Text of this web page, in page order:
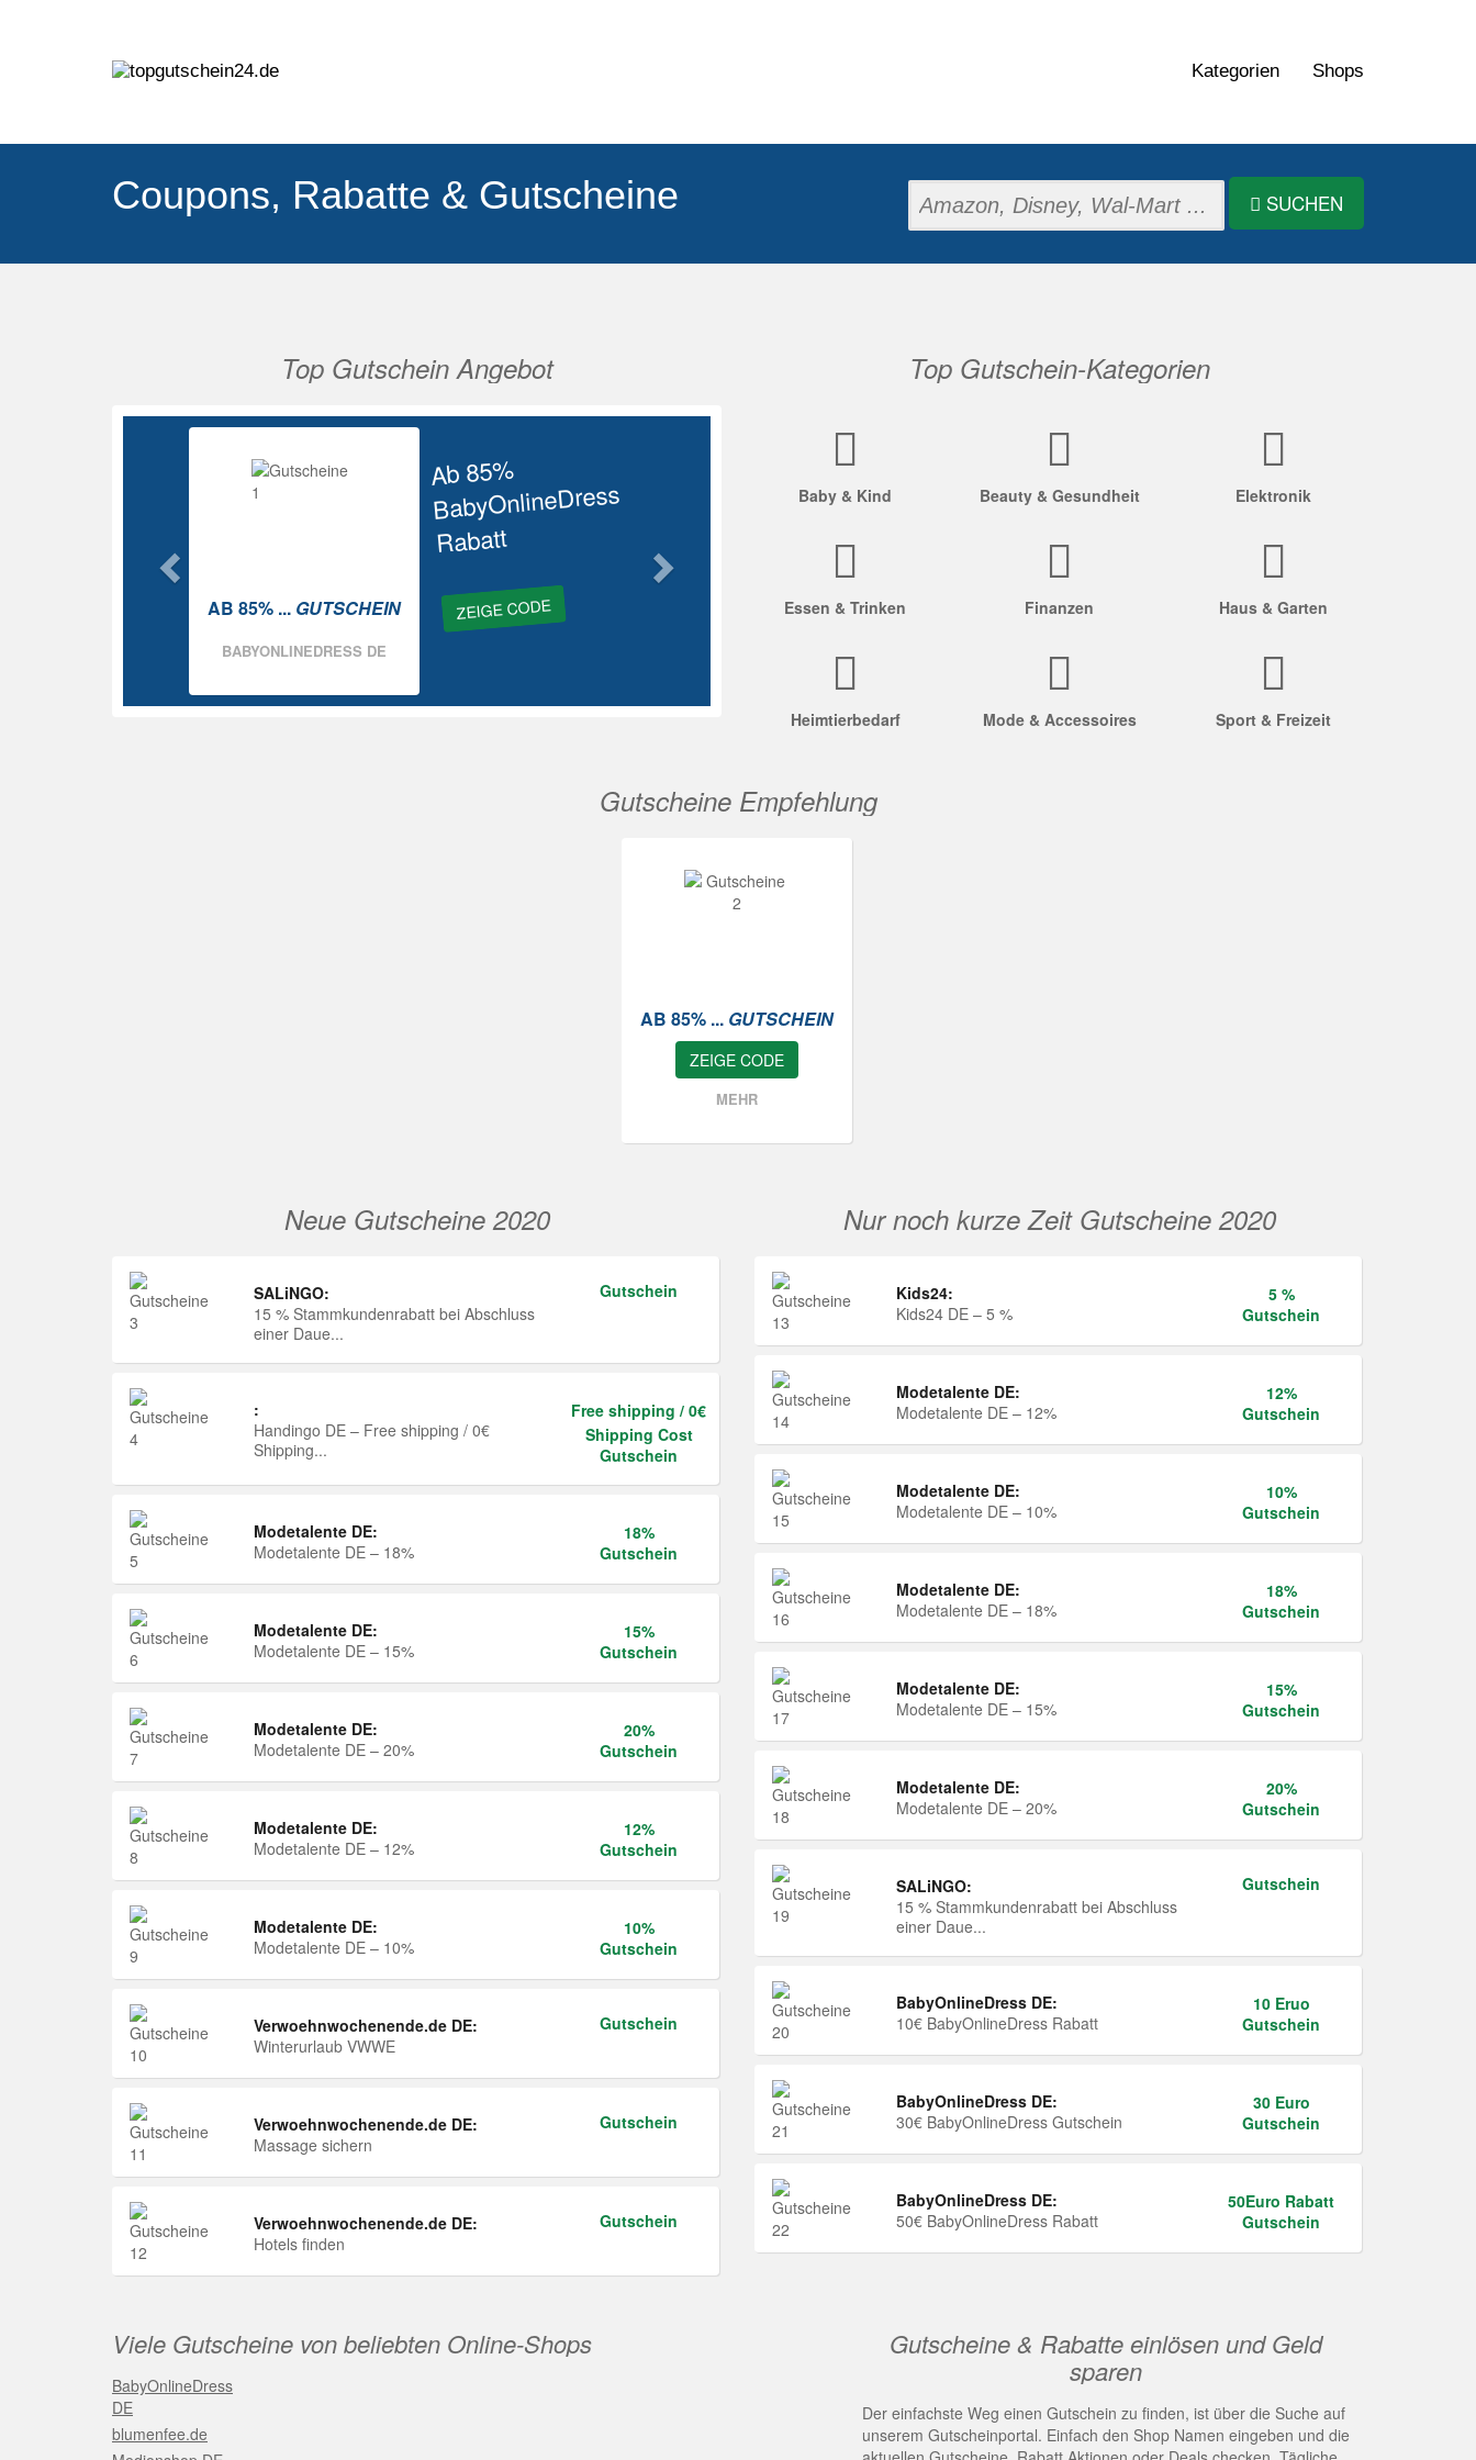
Kategorien Shops
Coupons, Rabatte & Gutscheine SUCHEN
Top Gutschein Angebot
Ab 85%
BabyOnlineDress
Rabatt
ZEIGE CODE
AB 85% ... GUTSCHEIN
BABYONLINEDRESS DE
Vorherige
Top Gutschein-Kategorien
Baby & Kind Beauty & Gesundheit Elektronik
Essen & Trinken Finanzen Haus & Garten
Heimtierbedarf Mode & Accessoires Sport & Freizeit
Gutscheine Empfehlung
AB 85% ... GUTSCHEIN
ZEIGE CODE
MEHR
Neue Gutscheine 2020
SALiNGO:
15 % Stammkundenrabatt bei Abschluss
einer Daue...
Gutschein
:
Handingo DE – Free shipping / 0€
Shipping...
Free shipping / 0€
Shipping Cost
Gutschein
Modetalente DE:
Modetalente DE – 18%
18%
Gutschein
Modetalente DE:
Modetalente DE – 15%
15%
Gutschein
Modetalente DE:
Modetalente DE – 20%
20%
Gutschein
Modetalente DE:
Modetalente DE – 12%
12%
Gutschein
Modetalente DE:
Modetalente DE – 10%
10%
Gutschein
Verwoehnwochenende.de DE:
Winterurlaub VWWE
Gutschein
Verwoehnwochenende.de DE:
Massage sichern
Gutschein
Verwoehnwochenende.de DE:
Hotels finden
Gutschein
Nur noch kurze Zeit Gutscheine 2020
Kids24:
Kids24 DE – 5 %
5 %
Gutschein
Modetalente DE:
Modetalente DE – 12%
12%
Gutschein
Modetalente DE:
Modetalente DE – 10%
10%
Gutschein
Modetalente DE:
Modetalente DE – 18%
18%
Gutschein
Modetalente DE:
Modetalente DE – 15%
15%
Gutschein
Modetalente DE:
Modetalente DE – 20%
20%
Gutschein
SALiNGO:
15 % Stammkundenrabatt bei Abschluss
einer Daue...
Gutschein
BabyOnlineDress DE:
10€ BabyOnlineDress Rabatt
10 Eruo
Gutschein
BabyOnlineDress DE:
30€ BabyOnlineDress Gutschein
30 Euro
Gutschein
BabyOnlineDress DE:
50€ BabyOnlineDress Rabatt
50Euro Rabatt
Gutschein
Viele Gutscheine von beliebten Online-Shops
BabyOnlineDress
DE
blumenfee.de
Gutscheine & Rabatte einlösen und Geld
sparen
Der einfachste Weg einen Gutschein zu finden, ist über die Suche auf
unserem Gutscheinportal. Einfach den Shop Namen eingeben und die